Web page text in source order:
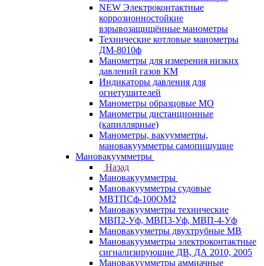
NEW Электроконтактные
коррозионностойкие
взрывозащищённые манометры
Технические котловые манометры
ДМ-8010ф
Манометры для измерения низких
давлений газов КМ
Индикаторы давления для
огнетушителей
Манометры образцовые МО
Манометры дистанционные
(капиллярные)
Манометры, вакуумметры,
мановакуумметры самопишущие
Мановакуумметры
Назад
Мановакуумметры
Мановакуумметры судовые
МВТПСф-100ОМ2
Мановакуумметры технические
МВП2-Уф, МВП3-Уф, МВП-4-Уф
Мановакууметры двухтрубные МВ
Мановакуумметры электроконтактные
сигнализирующие ДВ, ДА 2010, 2005
Мановакуумметры аммиачные